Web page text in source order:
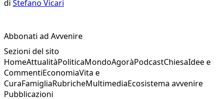
di Stefano Vicari
Abbonati ad Avvenire
Sezioni del sito
HomeAttualitàPoliticaMondoAgoràPodcastChiesaIdee e
CommentiEconomiaVita e
CuraFamigliaRubricheMultimediaEcosistema avvenire
Pubblicazioni